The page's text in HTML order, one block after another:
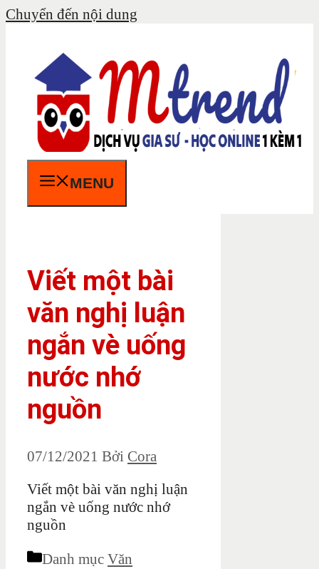
Chuyển đến nội dung
MENU
Viết một bài
văn nghị luận
ngắn vè uống
nước nhớ
nguồn
07/12/2021 Bởi Cora
Viết một bài văn nghị luận
ngắn vè uống nước nhớ
nguồn
Danh mục Văn